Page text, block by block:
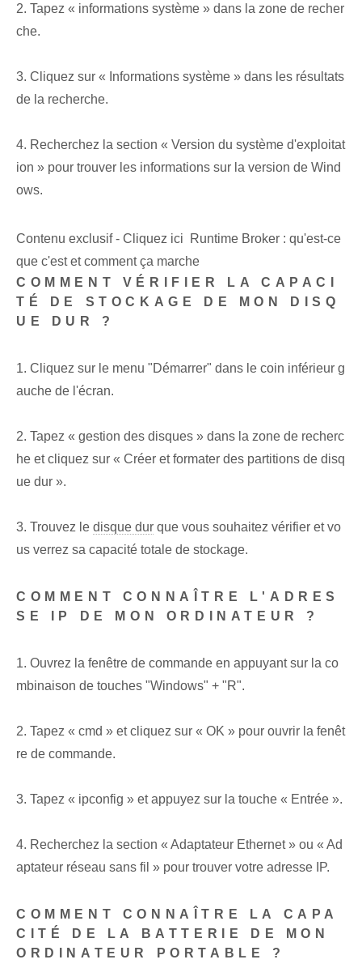
2. Tapez « informations système » dans la zone de recher
che.
3. Cliquez sur « Informations système » dans les résultats
de la recherche.
4. Recherchez la section « Version du système d'exploitat
ion » pour trouver les informations sur la version de Wind
ows.
Contenu exclusif - Cliquez ici Runtime Broker : qu'est-ce
que c'est et comment ça marche
COMMENT VÉRIFIER LA CAPACI
TÉ DE STOCKAGE DE MON DISQ
UE DUR ?
1. Cliquez sur le menu "Démarrer" dans le coin inférieur g
auche de l'écran.
2. Tapez « gestion des disques » dans la zone de recherc
he et cliquez sur « Créer et formater des partitions de disq
ue dur ».
3. Trouvez le disque dur que vous souhaitez vérifier et vo
us verrez sa capacité totale de stockage.
COMMENT CONNAÎTRE L'ADRES
SE IP DE MON ORDINATEUR ?
1. Ouvrez la fenêtre de commande en appuyant sur la co
mbinaison de touches "Windows" + "R".
2. Tapez « cmd » et cliquez sur « OK » pour ouvrir la fenêt
re de commande.
3. Tapez « ipconfig » et appuyez sur la touche « Entrée ».
4. Recherchez la section « Adaptateur Ethernet » ou « Ad
aptateur réseau sans fil » pour trouver votre adresse IP.
COMMENT CONNAÎTRE LA CAPA
CITÉ DE LA BATTERIE DE MON
ORDINATEUR PORTABLE ?